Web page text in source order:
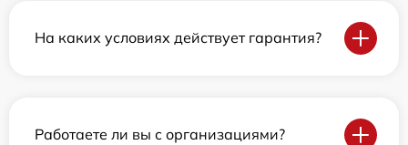
На каких условиях действует гарантия?
Работаете ли вы с организациями?